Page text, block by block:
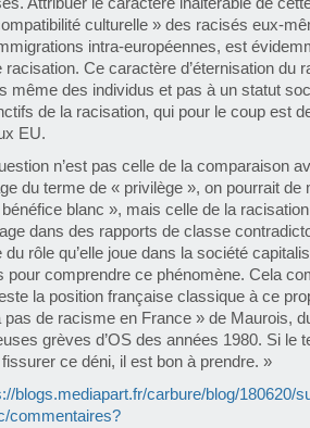
culturelle » des racisés eux-
intra-européennes, est
racisation. Ce caractère d’éternisation du
même des individus et pas à un statut
de la racisation, qui pour le coup est
EU.
n’est pas celle de la comparaison
du terme de « privilège », on pourrait
blanc », mais celle de la
dans des rapports de classe
du rôle qu’elle joue dans la société
pour comprendre ce phénomène. Cela
la position française classique à ce
pas de racisme en France » de Maurois,
grèves d’OS des années 1980. Si le
fissurer ce déni, il est bon à prendre. »
blogs.mediapart.fr/carbure/blog/180620/
commentaires?